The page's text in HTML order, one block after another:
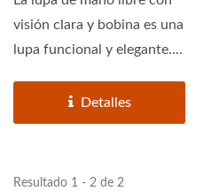
visión clara y bobina es una
lupa funcional y elegante.
Detalles
Resultado 1 - 2 de 2